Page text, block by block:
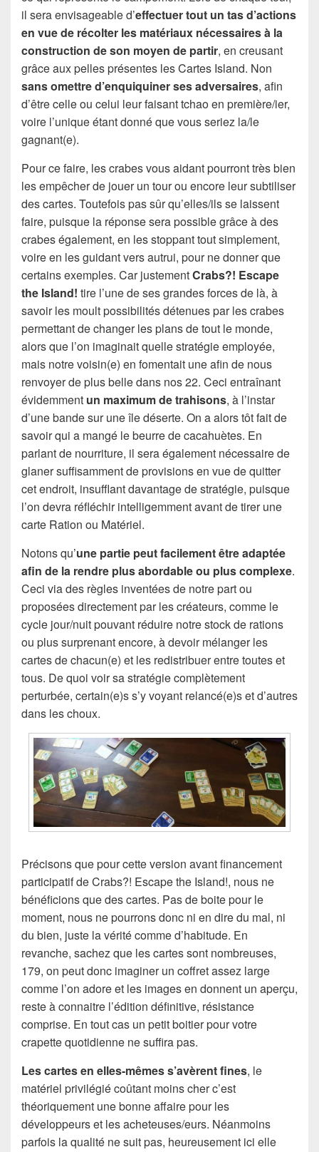
il sera envisageable d’effectuer tout un tas d’actions
en vue de récolter les matériaux nécessaires à la
construction de son moyen de partir, en creusant
grâce aux pelles présentes les Cartes Island. Non
sans omettre d’enquiquiner ses adversaires, afin
d’être celle ou celui leur faisant tchao en première/ier,
voire l’unique étant donné que vous seriez la/le
gagnant(e).
Pour ce faire, les crabes vous aidant pourront très bien
les empêcher de jouer un tour ou encore leur subtiliser
des cartes. Toutefois pas sûr qu’elles/ils se laissent
faire, puisque la réponse sera possible grâce à des
crabes également, en les stoppant tout simplement,
voire en les guidant vers autrui, pour ne donner que
certains exemples. Car justementCrabs?! Escape
the Island! tire l’une de ses grandes forces de là, à
savoir les moult possibilités détenues par les crabes
permettant de changer les plans de tout le monde,
alors que l’on imaginait quelle stratégie employée,
mais notre voisin(e) en fomentait une afin de nous
renvoyer de plus belle dans nos 22. Ceci entraînant
évidemment un maximum de trahisons, à l’instar
d’une bande sur une île déserte. On a alors tôt fait de
savoir qui a mangé le beurre de cacahuètes. En
parlant de nourriture, il sera également nécessaire de
glaner suffisamment de provisions en vue de quitter
cet endroit, insufflant davantage de stratégie, puisque
l’on devra réfléchir intelligemment avant de tirer une
carte Ration ou Matériel.
Notons qu’une partie peut facilement être adaptée
afin de la rendre plus abordable ou plus complexe.
Ceci via des règles inventées de notre part ou
proposées directement par les créateurs, comme le
cycle jour/nuit pouvant réduire notre stock de rations
ou plus surprenant encore, à devoir mélanger les
cartes de chacun(e) et les redistribuer entre toutes et
tous. De quoi voir sa stratégie complètement
perturbée, certain(e)s s’y voyant relancé(e)s et d’autres
dans les choux.
Précisons que pour cette version avant financement
participatif de Crabs?! Escape the Island!, nous ne
bénéficions que des cartes. Pas de boite pour le
moment, nous ne pourrons donc ni en dire du mal, ni
du bien, juste la vérité comme d’habitude. En
revanche, sachez que les cartes sont nombreuses,
179, on peut donc imaginer un coffret assez large
comme l’on adore et les images en donnent un aperçu,
reste à connaitre l’édition définitive, résistance
comprise. En tout cas un petit boitier pour votre
crapette quotidienne ne suffira pas.
Les cartes en elles-mêmes s’avèrent fines, le
matériel privilégié coûtant moins cher c’est
théoriquement une bonne affaire pour les
développeurs et les acheteuses/eurs. Néanmoins
parfois la qualité ne suit pas, heureusement ici elle